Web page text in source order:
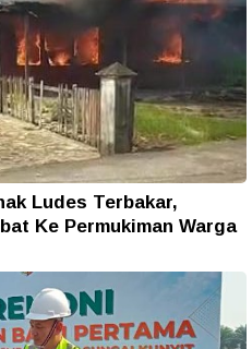
Ludes Terbakar,
Ke Permukiman Warga